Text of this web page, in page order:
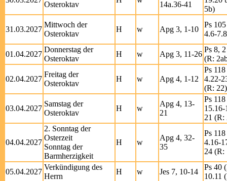
Osteroktav
14a.36-41
5b)
31.03.2027
Mittwoch der
Osteroktav
H w Apg 3, 1-10
Ps
4.6-
01.04.2027
Donnerstag der
Osteroktav
H w Apg 3, 11-26
Ps 8,
(R:
02.04.2027
Freitag der
Osteroktav
H w Apg 4, 1-12
Ps
4.22-
(R: 22)
03.04.2027
Samstag der
Osteroktav
H w
Apg 4, 13-
21
Ps
21 (R:
04.04.2027
2. Sonntag der
Osterzeit
Sonntag der
Barmherzigkeit
H w
Apg 4, 32-
35
Ps
4.16-
24 (R:
05.04.2027
Verkündigung des
Herrn
H w Jes 7, 10-14
Ps 40
10.11